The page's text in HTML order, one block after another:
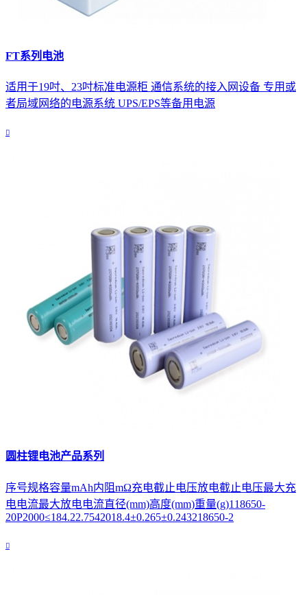
FT系列电池
适用于19吋、23吋标准电源柜 通信系统的接入网设备 专用或
者局域网络的电源系统 UPS/EPS等备用电源

圆柱锂电池产品系列
序号规格容量mAh内阻mΩ充电截止电压放电截止电压最大充
电电流最大放电电流直径(mm)高度(mm)重量(g)118650-
20P2000≤184.22.7542018.4±0.265±0.243218650-2
